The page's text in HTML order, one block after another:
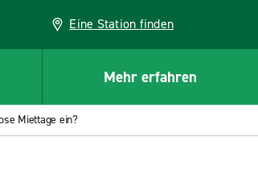
Eine Station finden
Mehr erfahren
Miettage ein?